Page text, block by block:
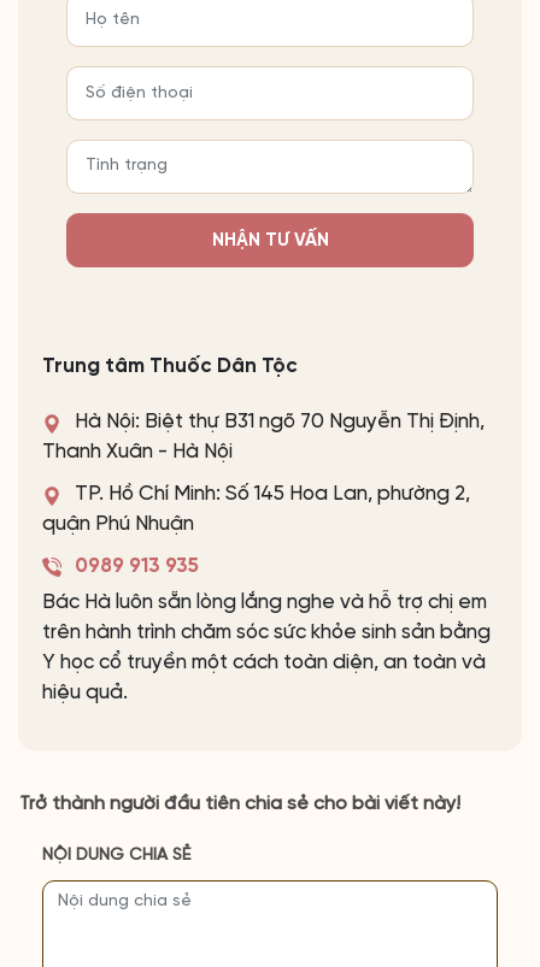
NHẬN TƯ VẤN
Trung tâm Thuốc Dân Tộc
Hà Nội: Biệt thự B31 ngõ 70 Nguyễn Thị Định,
Thanh Xuân - Hà Nội
TP. Hồ Chí Minh: Số 145 Hoa Lan, phường 2,
quận Phú Nhuận
0989 913 935
Bác Hà luôn sẵn lòng lắng nghe và hỗ trợ chị em
trên hành trình chăm sóc sức khỏe sinh sản bằng
Y học cổ truyền một cách toàn diện, an toàn và
hiệu quả.
Trở thành người đầu tiên chia sẻ cho bài viết này!
NỘI DUNG CHIA SẺ